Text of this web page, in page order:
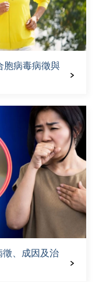
胞病毒病徵與
徵、成因及治